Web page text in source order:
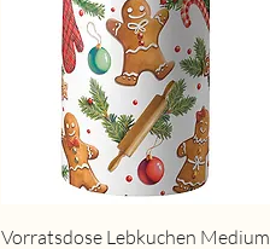
Schnellansicht
Vorratsdose Lebkuchen Medium